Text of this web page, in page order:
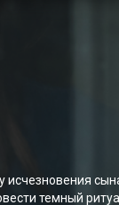
исчезновения
темный